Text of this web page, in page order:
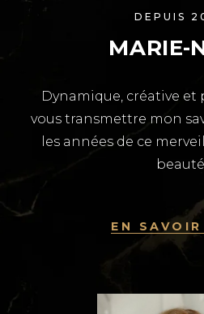
DEPUIS
MARIE-
Dynamique, créative et
vous transmettre mon
les années de ce
EN